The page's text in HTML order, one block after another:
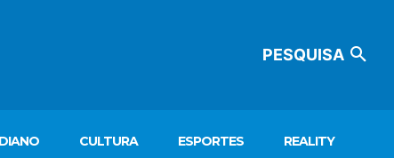
PESQUISA
CULTURA ESPORTES REALITY